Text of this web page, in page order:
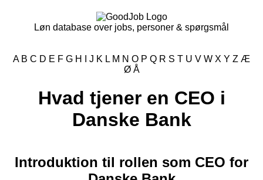
Løn database over jobs, personer & spørgsmål
A B C D E F G H J K L M N O P Q R S T U V W X Y Z Æ
Ø Å
Hvad tjener en CEO i
Danske Bank
Introduktion til rollen som CEO for